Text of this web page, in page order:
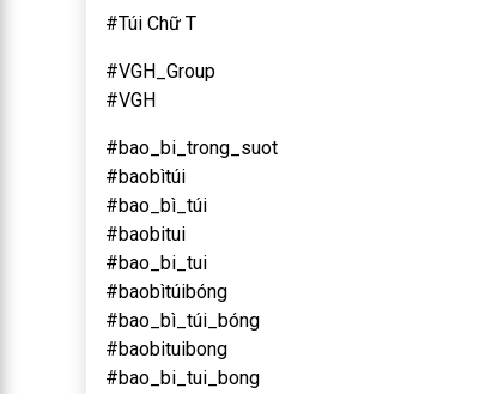
#Túi Chữ T
#VGH_Group
#VGH
#bao_bi_trong_suot
#baobìtúi
#bao_bì_túi
#baobitui
#bao_bi_tui
#baobìtúibóng
#bao_bì_túi_bóng
#baobituibong
#bao_bi_tui_bong